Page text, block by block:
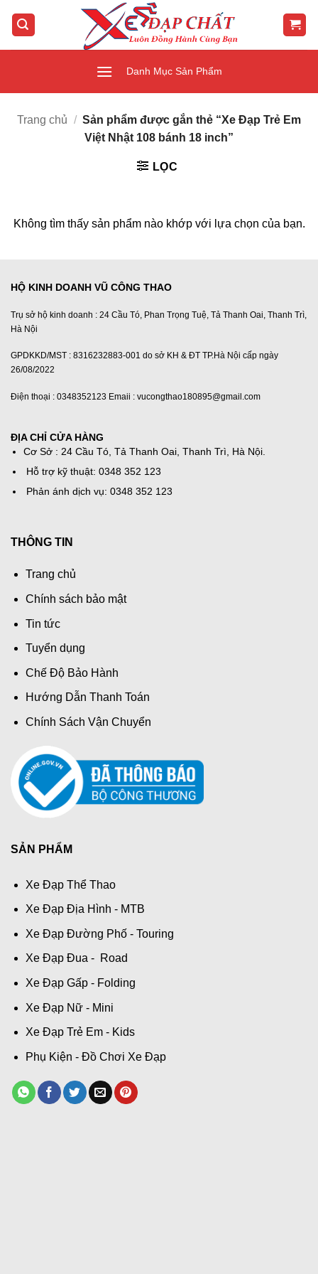
qua
Danh Mục Sản Phẩm
Trang chủ / Sản phẩm được gắn thẻ “Xe Đạp Trẻ Em
Việt Nhật 108 bánh 18 inch”
LỌC
Không tìm thấy sản phẩm nào khớp với lựa chọn của bạn.
HỘ KINH DOANH VŨ CÔNG THAO
Trụ sở hộ kinh doanh : 24 Cầu Tó, Phan Trọng Tuệ, Tả Thanh Oai, Thanh Trì,
Hà Nội
GPDKKD/MST : 8316232883-001 do sở KH & ĐT TP.Hà Nội cấp ngày
26/08/2022
Điện thoại : 0348352123 Emaii : vucongthao180895@gmail.com
ĐỊA CHỈ CỬA HÀNG
Cơ Sở : 24 Cầu Tó, Tả Thanh Oai, Thanh Trì, Hà Nội.
Hỗ trợ kỹ thuật: 0348 352 123
Phản ánh dịch vụ: 0348 352 123
THÔNG TIN
Trang chủ
Chính sách bảo mật
Tin tức
Tuyển dụng
Chế Độ Bảo Hành
Hướng Dẫn Thanh Toán
Chính Sách Vận Chuyển
SẢN PHẨM
Xe Đạp Thể Thao
Xe Đạp Địa Hình - MTB
Xe Đạp Đường Phố - Touring
Xe Đạp Đua - Road
Xe Đạp Gấp - Folding
Xe Đạp Nữ - Mini
Xe Đạp Trẻ Em - Kids
Phụ Kiện - Đồ Chơi Xe Đạp